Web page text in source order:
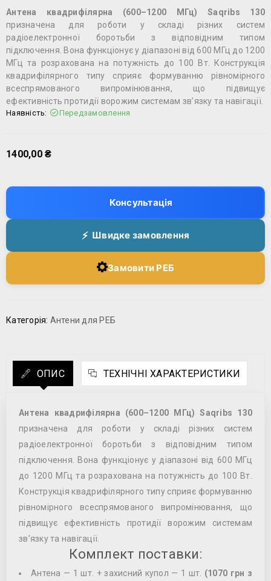
Антена квадрифілярна (600–1200 МГц) Saqribs 130
призначена для роботи у складі різних систем
радіоелектронної боротьби з відповідним типом
підключення. Вона функціонує у діапазоні від 600 МГц до 1200
МГц та розрахована на потужність до 100 Вт. Конструкція
квадрифілярного типу сприяє формуванню рівномірного
всеспрямованого випромінювання, що підвищує
ефективність протидії ворожим системам зв’язку та навігації.
Наявність: Передзамовлення
1400,00 ₴
Консультація
Швидке замовлення
Замовити РЕБ
Категорія: Антени для РЕБ
ОПИС ТЕХНІЧНІ ХАРАКТЕРИСТИКИ
Антена квадрифілярна (600–1200 МГц) Saqribs 130
призначена для роботи у складі різних систем
радіоелектронної боротьби з відповідним типом
підключення. Вона функціонує у діапазоні від 600 МГц
до 1200 МГц та розрахована на потужність до 100 Вт.
Конструкція квадрифілярного типу сприяє формуванню
рівномірного всеспрямованого випромінювання, що
підвищує ефективність протидії ворожим системам
зв’язку та навігації.
Комплект поставки:
Антена — 1 шт. + захисний купол — 1 шт. (1070 грн з